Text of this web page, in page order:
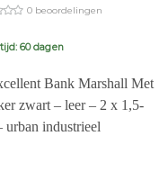
0 beoordelingen
60 dagen